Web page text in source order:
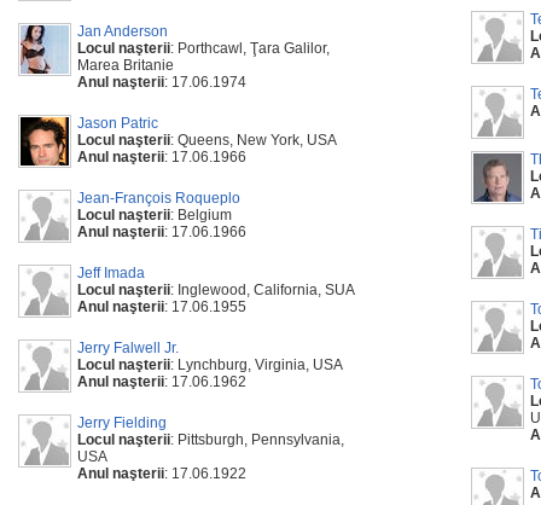
Jan Anderson
Locul naşterii: Porthcawl, Ţara Galilor,
Marea Britanie
Anul naşterii: 17.06.1974
Jason Patric
Locul naşterii: Queens, New York, USA
Anul naşterii: 17.06.1966
Jean-François Roqueplo
Locul naşterii: Belgium
Anul naşterii: 17.06.1966
Jeff Imada
Locul naşterii: Inglewood, California, SUA
Anul naşterii: 17.06.1955
Jerry Falwell Jr.
Locul naşterii: Lynchburg, Virginia, USA
Anul naşterii: 17.06.1962
Jerry Fielding
Locul naşterii: Pittsburgh, Pennsylvania,
USA
Anul naşterii: 17.06.1922